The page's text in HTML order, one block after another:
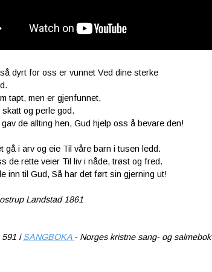
dyrt for oss er vunnet Ved dine sterke
tapt, men er gjenfunnet,
og perle god.
de allting hen, Gud hjelp oss å bevare den!
gå i arv og eie Til våre barn i tusen ledd.
de rette veier Til liv i nåde, trøst og fred.
inn til Gud, Så har det ført sin gjerning ut!
Landstad 1861
591 iSANGBOKA - Norges kristne sang- og salmebok